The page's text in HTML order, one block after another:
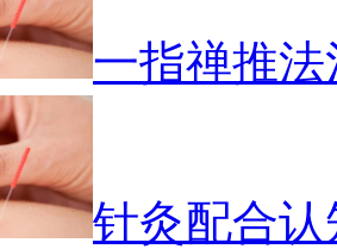
一指禅推
针灸配合